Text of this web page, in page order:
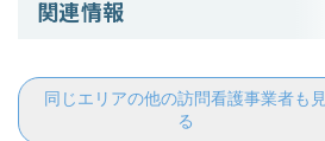
関連情報
同じエリアの他の訪問看護事業者も見
る